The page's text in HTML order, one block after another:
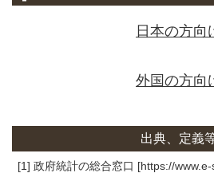
日本の方向
外国の方向
出典、定義
[1] 政府統計の総合窓口 [https://